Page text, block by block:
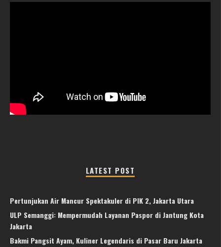
LATEST POST
Pertunjukan Air Mancur Spektakuler di PIK 2, Jakarta Utara
ULP Semanggi: Mempermudah Layanan Paspor di Jantung Kota
Jakarta
Bakmi Pangsit Ayam, Kuliner Legendaris di Pasar Baru Jakarta